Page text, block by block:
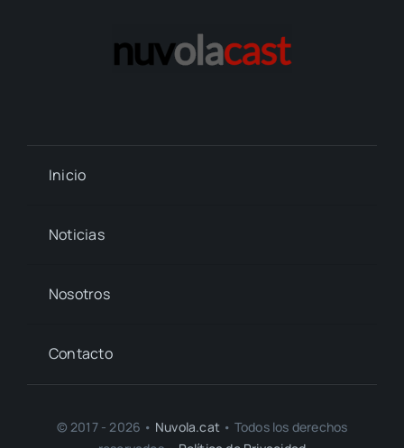
Inicio
Noticias
Nosotros
Contacto
© 2017 - 2026 • Nuvola.cat • Todos los derechos